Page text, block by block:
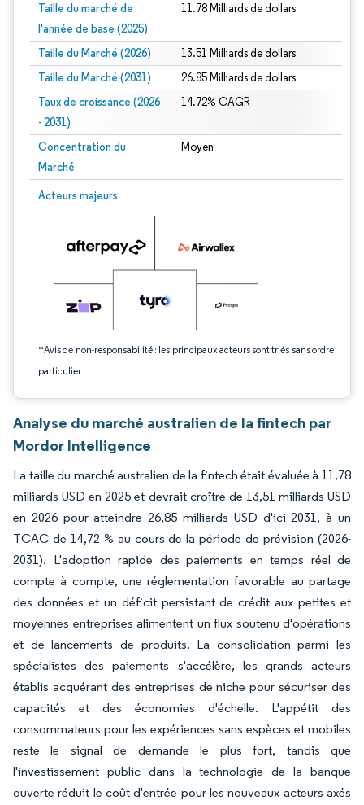
Taille du marché de
l'année de base (2025)
11.78 Milliards de dollars
Taille du Marché (2026) 13.51 Milliards de dollars
Taille du Marché (2031) 26.85 Milliards de dollars
Taux de croissance (2026
- 2031)
14.72% CAGR
Concentration du
Marché
Moyen
Acteurs majeurs
*Avis de non-responsabilité : les principaux acteurs sont triés sans ordre
particulier
Image © Mordor Intelligence. La réutilisation nécessite une attribution sous CC
Analyse du marché australien de la fintech par
Mordor Intelligence
La taille du marché australien de la fintech était évaluée à 11,78
milliards USD en 2025 et devrait croître de 13,51 milliards USD
en 2026 pour atteindre 26,85 milliards USD d'ici 2031, à un
TCAC de 14,72 % au cours de la période de prévision (2026-
2031). L'adoption rapide des paiements en temps réel de
compte à compte, une réglementation favorable au partage
des données et un déficit persistant de crédit aux petites et
moyennes entreprises alimentent un flux soutenu d'opérations
et de lancements de produits. La consolidation parmi les
spécialistes des paiements s'accélère, les grands acteurs
établis acquérant des entreprises de niche pour sécuriser des
capacités et des économies d'échelle. L'appétit des
consommateurs pour les expériences sans espèces et mobiles
reste le signal de demande le plus fort, tandis que
l'investissement public dans la technologie de la banque
ouverte réduit le coût d'entrée pour les nouveaux acteurs axés